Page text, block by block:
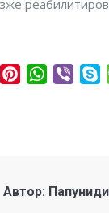
TwitterPinterestWhatsApp
Viber
Автор: